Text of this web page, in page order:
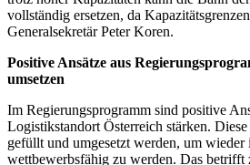
vollständig ersetzen, da
Generalsekretär Peter Koren.
Positive Ansätze aus
umsetzen
Im Regierungsprogramm sind positive
Logistikstandort Österreich stärken.
gefüllt und umgesetzt werden, um wieder
wettbewerbsfähig zu werden. Das betrifft